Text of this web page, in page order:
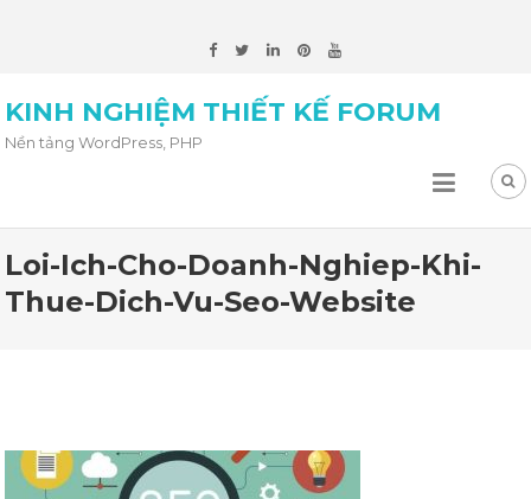
KINH NGHIỆM THIẾT KẾ FORUM
Nền tảng WordPress, PHP
Loi-Ich-Cho-Doanh-Nghiep-Khi-
Thue-Dich-Vu-Seo-Website